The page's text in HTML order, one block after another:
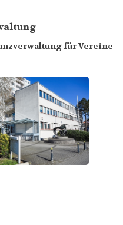
für Vereine